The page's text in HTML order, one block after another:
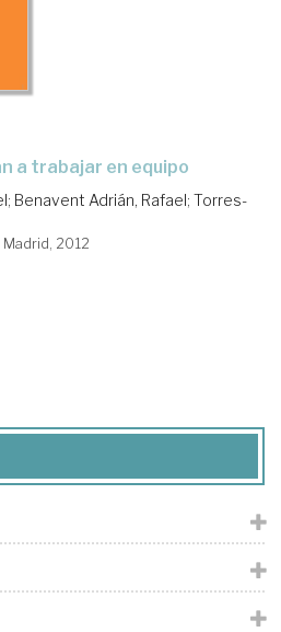
a trabajar en equipo
; Benavent Adrián, Rafael; Torres-
2012